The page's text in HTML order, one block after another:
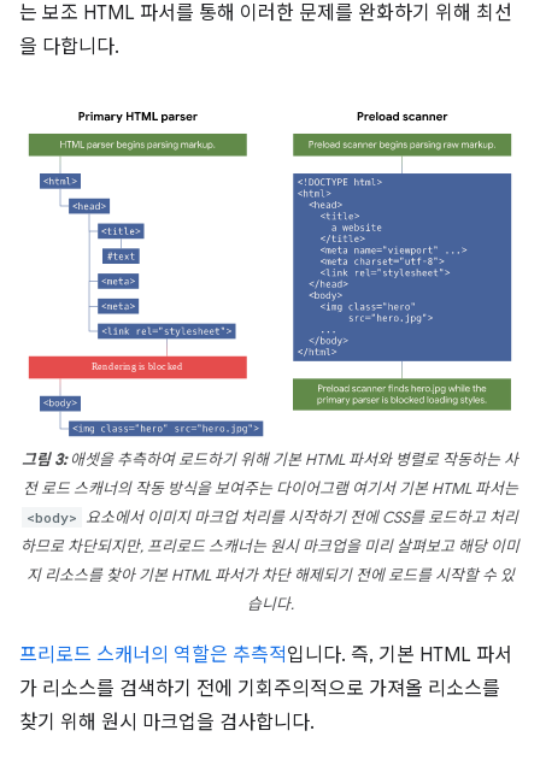
는 보조 HTML 파서를 통해 이러한 문제를 완화하기 위해 최선
을 다합니다.
그림 3:애셋을 추측하여 로드하기 위해 기본 HTML 파서와 병렬로 작동하는 사
전 로드 스캐너의 작동 방식을 보여주는 다이어그램 여기서 기본 HTML 파서는
<body> 요소에서 이미지 마크업 처리를 시작하기 전에 CSS를 로드하고 처리
하므로 차단되지만, 프리로드 스캐너는 원시 마크업을 미리 살펴보고 해당 이미
지 리소스를 찾아 기본 HTML 파서가 차단 해제되기 전에 로드를 시작할 수 있
습니다.
프리로드 스캐너의 역할은 추측적입니다. 즉, 기본 HTML 파서
가 리소스를 검색하기 전에 기회주의적으로 가져올 리소스를
찾기 위해 원시 마크업을 검사합니다.